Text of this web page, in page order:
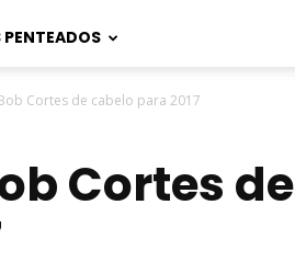
PENTEADOS
Cortes de cabelo para 2017
Cortes de